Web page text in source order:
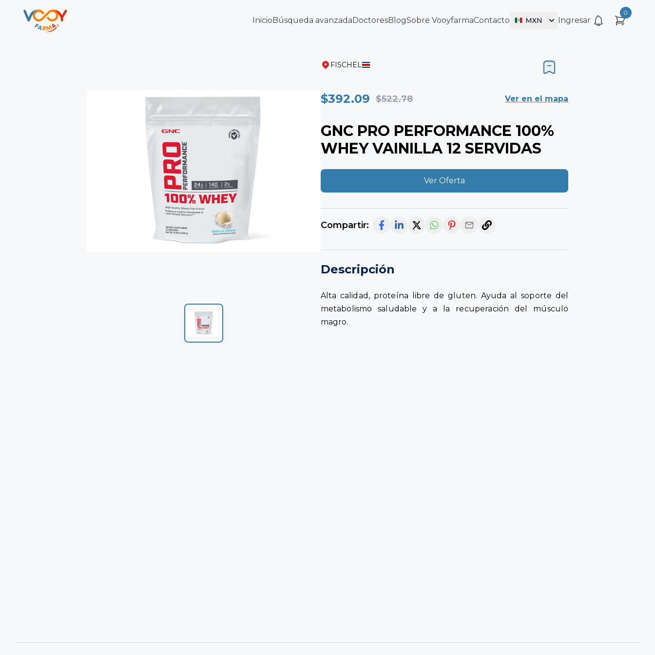
InicioBúsqueda avanzadaDoctoresBlogSobre VooyfarmaContacto MXN Ingresar
0
FISCHEL
$392.09 $522.78 Ver en el mapa
GNC PRO PERFORMANCE 100%
WHEY VAINILLA 12 SERVIDAS
Ver Oferta
Compartir:
Descripción
Alta calidad, proteína libre de gluten. Ayuda al soporte del
metabolismo saludable y a la recuperación del músculo
magro.